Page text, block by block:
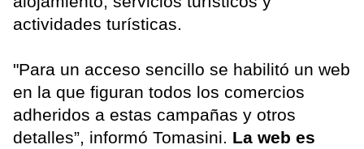
actividades turísticas.
"Para un acceso sencillo se habilitó un web
en la que figuran todos los comercios
adheridos a estas campañas y otros
detalles”, informó Tomasini. La web es